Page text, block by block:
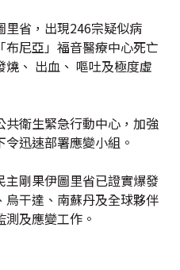
里省，出現246宗疑似病
尼亞」福音醫療中心死亡
、 出血、 嘔吐及極度虛
衛生緊急行動中心，加強
迅速部署應變小組。
剛果伊圖里省已證實爆發
干達、南蘇丹及全球夥伴
及應變工作。